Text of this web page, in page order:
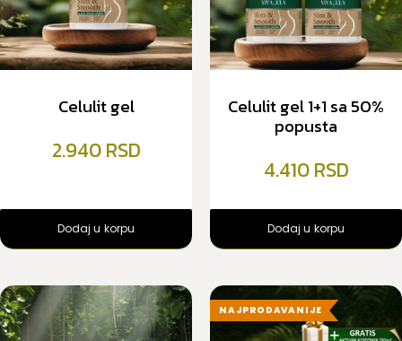
Celulit gel
2.940
Dodaj u korpu
Celulit gel 1+1 sa 50%
popusta
4.410
Dodaj u korpu
NAJPRODAVANIJE